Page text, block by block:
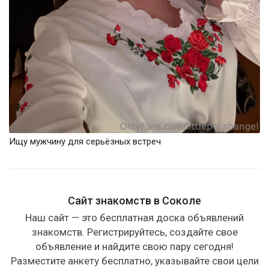
Ищу мужчину для серьёзных встреч
Сайт знакомств в Соколе
Наш сайт — это бесплатная доска объявлений
знакомств. Регистрируйтесь, создайте свое
объявление и найдите свою пару сегодня!
Разместите анкету бесплатно, указывайте свои цели